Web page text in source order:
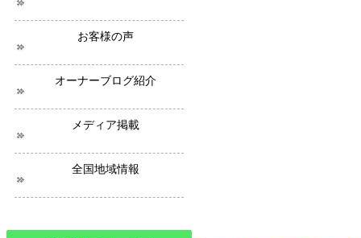
お客様の声
オーナーブログ紹介
メディア掲載
全国地域情報